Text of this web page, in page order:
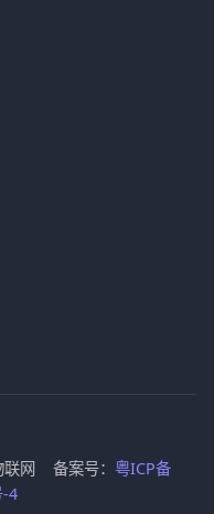
网 备案号： 粤ICP备
4